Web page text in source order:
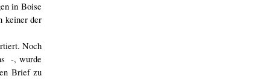
in Boise
keiner der
Noch
-, wurde
Brief zu